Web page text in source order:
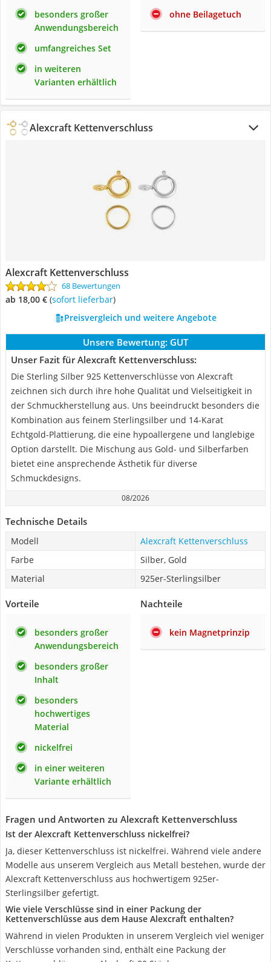
besonders großer
Anwendungsbereich
umfangreiches Set
in weiteren
Varianten erhältlich
ohne Beilagetuch
Alexcraft Kettenverschluss
Alexcraft Kettenverschluss
68 Bewertungen
ab 18,00 € ( Sofort lieferbar)
Preisvergleich und weitere Angebote
Unsere Bewertung: GUT
Unser Fazit für Alexcraft Kettenverschluss:
Die Sterling Silber 925 Kettenverschlüsse von Alexcraft
zeichnen sich durch ihre hohe Qualität und Vielseitigkeit in
der Schmuckherstellung aus. Uns beeindruckt besonders die
Kombination aus feinem Sterlingsilber und 14-Karat
Echtgold-Plattierung, die eine hypoallergene und langlebige
Option darstellt. Die Mischung aus Gold- und Silberfarben
bietet eine ansprechende Ästhetik für diverse
Schmuckdesigns.
08/2026
Technische Details
Modell
Alexcraft Kettenverschluss
Farbe
Silber, Gold
Material
925er-Sterlingsilber
Vorteile
besonders großer
Anwendungsbereich
besonders großer
Inhalt
besonders
hochwertiges
Material
nickelfrei
in einer weiteren
Variante erhältlich
Nachteile
kein Magnetprinzip
Fragen und Antworten zu Alexcraft Kettenverschluss
Ist der Alexcraft Kettenverschluss nickelfrei?
Ja, dieser Kettenverschluss ist nickelfrei. Während viele andere
Modelle aus unserem Vergleich aus Metall bestehen, wurde der
Alexcraft Kettenverschluss aus hochwertigem 925er-
Sterlingsilber gefertigt.
Wie viele Verschlüsse sind in einer Packung der
Kettenverschlüsse aus dem Hause Alexcraft enthalten?
Während in vielen Produkten in unserem Vergleich viel weniger
Verschlüsse vorhanden sind, enthält eine Packung der